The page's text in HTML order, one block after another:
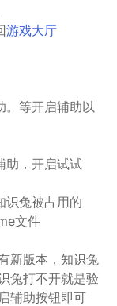
游戏大厅
。等开启辅助以
助，开启试试
识兔被占用的
文件
新版本，知识兔
兔打不开就是验
辅助按钮即可